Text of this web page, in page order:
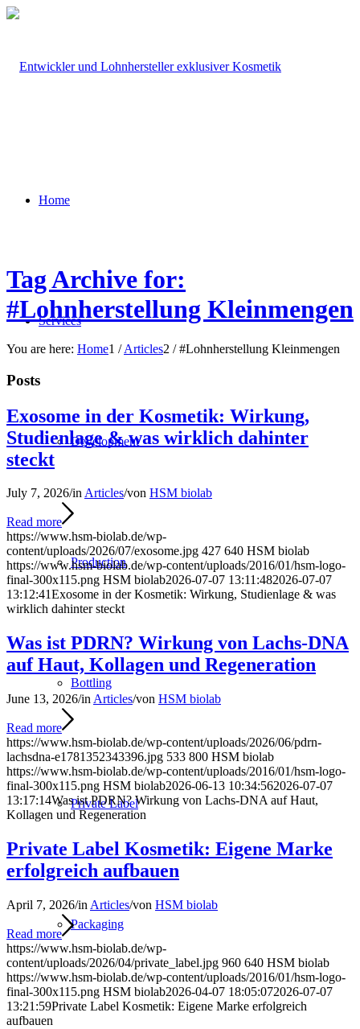
Home
Services
Development
Production
Bottling
Private Label
Packaging
Tag Archive for:
#Lohnherstellung Kleinmengen
You are here: Home1 / Articles2 / #Lohnherstellung Kleinmengen
Posts
Exosome in der Kosmetik: Wirkung,
Studienlage & was wirklich dahinter
steckt
July 7, 2026/inArticles/von HSM biolab
Read more
https://www.hsm-biolab.de/wp-
content/uploads/2026/07/exosome.jpg 427 640 HSM biolab
https://www.hsm-biolab.de/wp-content/uploads/2016/01/hsm-logo-
final-300x115.png HSM biolab2026-07-07 13:11:482026-07-07
13:12:41Exosome in der Kosmetik: Wirkung, Studienlage & was
wirklich dahinter steckt
Was ist PDRN? Wirkung von Lachs-DNA
auf Haut, Kollagen und Regeneration
June 13, 2026/in Articles/von HSM biolab
Read more
https://www.hsm-biolab.de/wp-content/uploads/2026/06/pdrn-
lachsdna-e1781352343396.jpg 533 800 HSM biolab
https://www.hsm-biolab.de/wp-content/uploads/2016/01/hsm-logo-
final-300x115.png HSM biolab2026-06-13 10:34:562026-07-07
13:17:14Was ist PDRN? Wirkung von Lachs-DNA auf Haut,
Kollagen und Regeneration
Private Label Kosmetik: Eigene Marke
erfolgreich aufbauen
April 7, 2026/in Articles/von HSM biolab
Read more
https://www.hsm-biolab.de/wp-
content/uploads/2026/04/private_label.jpg 960 640 HSM biolab
https://www.hsm-biolab.de/wp-content/uploads/2016/01/hsm-logo-
final-300x115.png HSM biolab2026-04-07 18:05:072026-07-07
13:21:59Private Label Kosmetik: Eigene Marke erfolgreich
aufbauen